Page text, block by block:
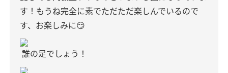
す！もうね完全に素でただただ楽しんでいるので
す、お楽しみに😏
誰の足でしょう！